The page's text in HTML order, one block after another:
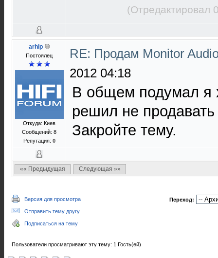
(Отредактировал
arhip
Постоялец
Откуда: Киев
Сообщений: 8
Репутация: 0
RE: Продам Monitor
2012 04:18
В общем подумал я
решил не продавать
Закройте тему.
«« Предыдущая Следующая »»
Версия для просмотра
Отправить тему другу
Подписаться на тему
Переход:
Пользователи просматривают эту тему: 1 Гость(ей)